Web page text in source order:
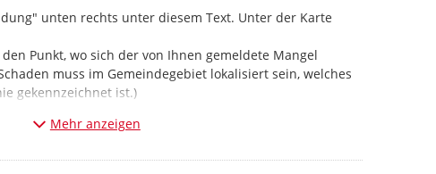
unten rechts unter diesem Text. Unter der Karte
Punkt, wo sich der von Ihnen gemeldete Mangel
muss im Gemeindegebiet lokalisiert sein, welches
gekennzeichnet ist.)
kurz den Sachverhalt.
Mehr anzeigen